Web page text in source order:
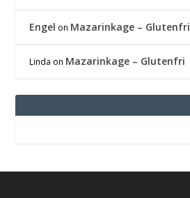
Engel on Mazarinkage – Glutenfri
Linda on Mazarinkage – Glutenfri